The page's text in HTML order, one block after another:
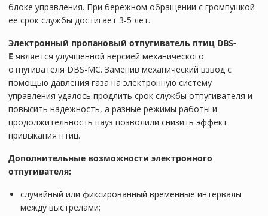
блоке управления. При бережном обращении с громпушкой
ее срок службы достигает 3-5 лет.
Электронный пропановый отпугиватель птиц DBS-
E является улучшенной версией механического
отпугивателя DBS-MC. Заменив механический взвод с
помощью давления газа на электронную систему
управления удалось продлить срок службы отпугивателя и
повысить надежность, а разные режимы работы и
продолжительность пауз позволили снизить эффект
привыкания птиц.
Дополнительные возможности электронного
отпугивателя:
случайный или фиксированный временные интервалы
между выстрелами;